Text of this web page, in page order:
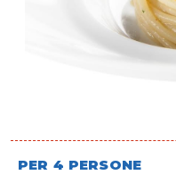
PER 4 PERSONE